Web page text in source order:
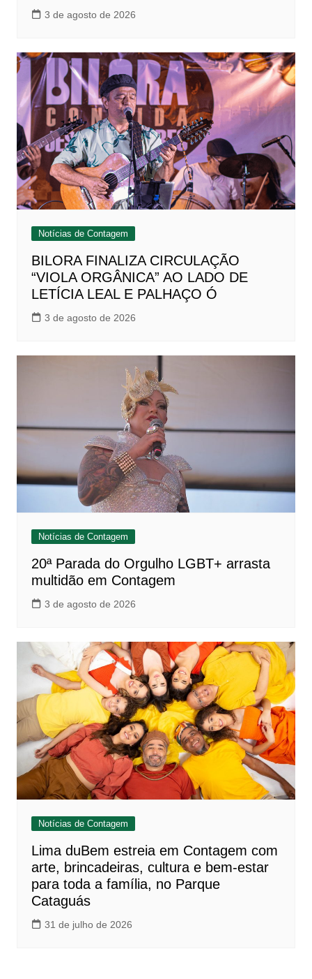
3 de agosto de 2026
Notícias de Contagem
BILORA FINALIZA CIRCULAÇÃO
“VIOLA ORGÂNICA” AO LADO DE
LETÍCIA LEAL E PALHAÇO Ó
3 de agosto de 2026
Notícias de Contagem
20ª Parada do Orgulho LGBT+ arrasta
multidão em Contagem
3 de agosto de 2026
Notícias de Contagem
Lima duBem estreia em Contagem com
arte, brincadeiras, cultura e bem-estar
para toda a família, no Parque
Cataguás
31 de julho de 2026